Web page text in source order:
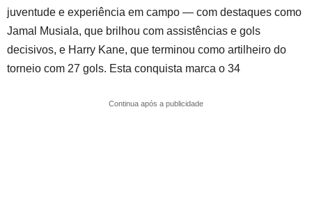
juventude e experiência em campo — com destaques como
Jamal Musiala, que brilhou com assistências e gols
decisivos, e Harry Kane, que terminou como artilheiro do
torneio com 27 gols. Esta conquista marca o 34
Continua após a publicidade